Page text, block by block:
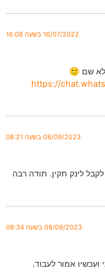
16/07/2022 בשעה 16:08
לא שם 🙂
https://
08/09/2023 בשעה 08:21
לינק תקין. תודה רבה
08/09/2023 בשעה 08:34
אמור לעבוד.